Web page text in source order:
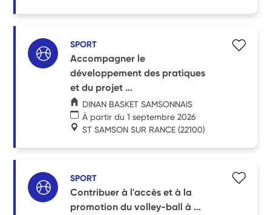
SPORT
Accompagner le
développement des pratiques
et du projet ...
DINAN BASKET SAMSONNAIS
À partir du 1 septembre 2026
ST SAMSON SUR RANCE (22100)
SPORT
Contribuer à l'accès et à la
promotion du volley-ball à ...